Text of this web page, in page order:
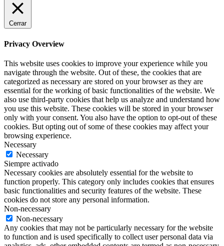
Cerrar
Privacy Overview
This website uses cookies to improve your experience while you
navigate through the website. Out of these, the cookies that are
categorized as necessary are stored on your browser as they are
essential for the working of basic functionalities of the website. We
also use third-party cookies that help us analyze and understand how
you use this website. These cookies will be stored in your browser
only with your consent. You also have the option to opt-out of these
cookies. But opting out of some of these cookies may affect your
browsing experience.
Necessary
Necessary
Siempre activado
Necessary cookies are absolutely essential for the website to
function properly. This category only includes cookies that ensures
basic functionalities and security features of the website. These
cookies do not store any personal information.
Non-necessary
Non-necessary
Any cookies that may not be particularly necessary for the website
to function and is used specifically to collect user personal data via